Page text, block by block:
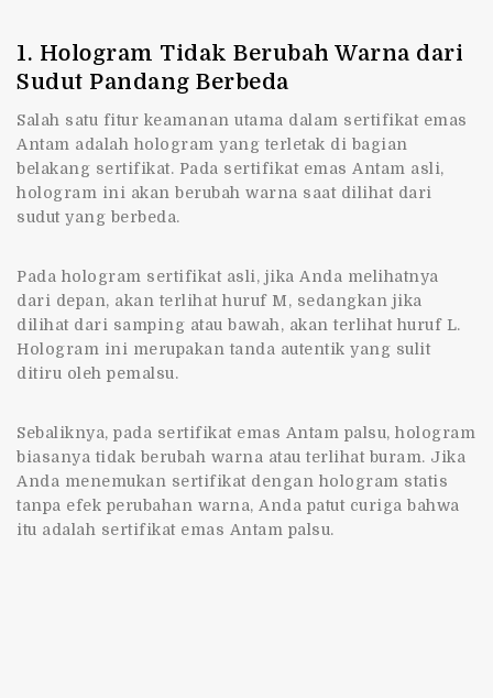
1. Hologram Tidak Berubah Warna dari
Sudut Pandang Berbeda
Salah satu fitur keamanan utama dalam sertifikat emas
Antam adalah hologram yang terletak di bagian
belakang sertifikat. Pada sertifikat emas Antam asli,
hologram ini akan berubah warna saat dilihat dari
sudut yang berbeda.
Pada hologram sertifikat asli, jika Anda melihatnya
dari depan, akan terlihat huruf M, sedangkan jika
dilihat dari samping atau bawah, akan terlihat huruf L.
Hologram ini merupakan tanda autentik yang sulit
ditiru oleh pemalsu.
Sebaliknya, pada sertifikat emas Antam palsu, hologram
biasanya tidak berubah warna atau terlihat buram. Jika
Anda menemukan sertifikat dengan hologram statis
tanpa efek perubahan warna, Anda patut curiga bahwa
itu adalah sertifikat emas Antam palsu.